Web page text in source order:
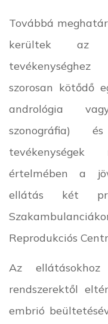
Továbbá
kerültek az
szorosan kötődő
andrológia
szonográfia)
tevékenységek
értelmében a
ellátás két
Reprodukciós
Az
rendszerektől
embrió